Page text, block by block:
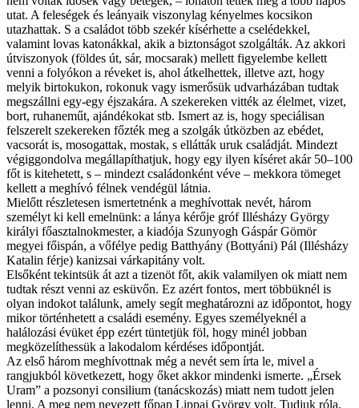
utat. A feleségek és leányaik viszonylag kényelmes kocsikon
utazhattak. S a családot több szekér kísérhette a cselédekkel,
valamint lovas katonákkal, akik a biztonságot szolgálták. Az akkori
útviszonyok (földes út, sár, mocsarak) mellett figyelembe kellett
venni a folyókon a réveket is, ahol átkelhettek, illetve azt, hogy
melyik birtokukon, rokonuk vagy ismerősük udvarházában tudtak
megszállni egy-egy éjszakára. A szekereken vitték az élelmet, vizet,
bort, ruhaneműt, ajándékokat stb. Ismert az is, hogy speciálisan
felszerelt szekereken főzték meg a szolgák útközben az ebédet,
vacsorát is, mosogattak, mostak, s ellátták uruk családját. Mindezt
végiggondolva megállapíthatjuk, hogy egy ilyen kíséret akár 50–100
főt is kitehetett, s – mindezt családonként véve – mekkora tömeget
kellett a meghívó félnek vendégül látnia.
Mielőtt részletesen ismertetnénk a meghívottak nevét, három
személyt ki kell emelnünk: a lánya kérője gróf Illésházy György
királyi főasztalnokmester, a kiadója Szunyogh Gáspár Gömör
megyei főispán, a vőfélye pedig Batthyány (Bottyáni) Pál (Illésházy
Katalin férje) kanizsai várkapitány volt.
Elsőként tekintsük át azt a tizenöt főt, akik valamilyen ok miatt nem
tudtak részt venni az esküvőn. Ez azért fontos, mert többüknél is
olyan indokot találunk, amely segít meghatározni az időpontot, hogy
mikor történhetett a családi esemény. Egyes személyeknél a
halálozási évüket épp ezért tüntetjük föl, hogy minél jobban
megközelíthessük a lakodalom kérdéses időpontját.
Az első három meghívottnak még a nevét sem írta le, mivel a
rangjukból következett, hogy őket akkor mindenki ismerte. „Érsek
Uram” a pozsonyi consilium (tanácskozás) miatt nem tudott jelen
lenni. A meg nem nevezett főpap Lippai György volt. Tudjuk róla,